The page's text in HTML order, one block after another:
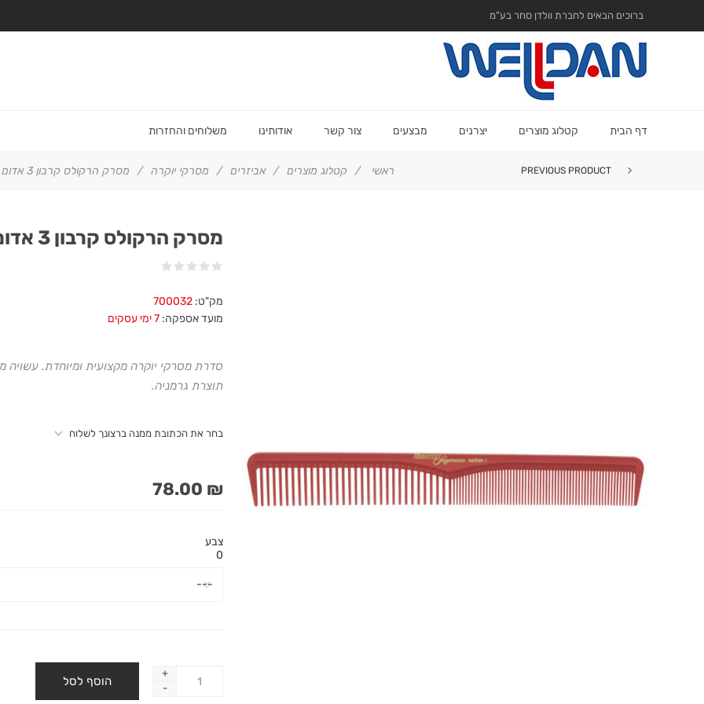
ברוכים הבאים לחברת וולדן סחר בע"מ
דף הבית קטלוג מוצרים יצרנים מבצעים צור קשר אודותינו משלוחים והחזרות
ראשי / קטלוג מוצרים / אביזרים / מסרקי יוקרה / מסרק הרקולס קרבון 3 אדום 18 ס"מ PREVIOUS PRODUCT
מסרק הרקולס קרבון 3 אדום 18 ס"מ
מק"ט: 700032
מועד אספקה: 7 ימי עסקים
סדרת מסרקי יוקרה מקצועית ומיוחדת. עשויה
תוצרת גרמניה.
בחר את הכתובת ממנה ברצונך לשלוח
₪ 78.00
צבע
0
+
-